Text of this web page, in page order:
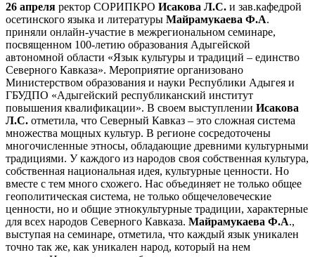
26 апреля ректор СОРИПКРО Исакова Л.С. и зав.кафедрой
осетинского языка и литературы Майрамукаева Ф.А.
приняли онлайн-участие в межрегиональном семинаре,
посвященном 100-летию образования Адыгейской
автономной области «Язык культуры и традиций – единство
Северного Кавказа». Мероприятие организовано
Министерством образования и науки Республики Адыгея и
ГБУДПО «Адыгейский республиканский институт
повышения квалификации». В своем выступлении Исакова
Л.С. отметила, что Северный Кавказ – это сложная система
множества мощных культур. В регионе сосредоточены
многочисленные этносы, обладающие древними культурными
традициями. У каждого из народов своя собственная культура,
собственная национальная идея, культурные ценности. Но
вместе с тем много схожего. Нас объединяет не только общее
геополитическая система, не только общечеловеческие
ценности, но и общие этнокультурные традиции, характерные
для всех народов Северного Кавказа. Майрамукаева Ф.А.,
выступая на семинаре, отметила, что каждый язык уникален
точно так же, как уникален народ, который на нем